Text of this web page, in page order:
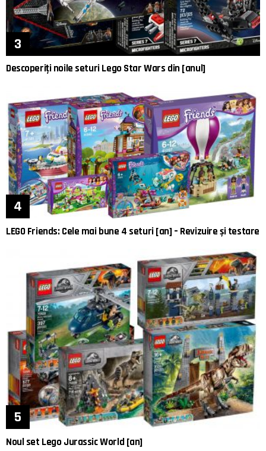
Descoperiți noile seturi Lego Star Wars din [anul]
LEGO Friends: Cele mai bune 4 seturi [an] – Revizuire și testare
Noul set Lego Jurassic World [an]